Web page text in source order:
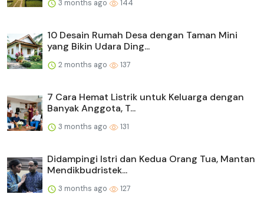
3 months ago 144
10 Desain Rumah Desa dengan Taman Mini
yang Bikin Udara Ding...
2 months ago 137
7 Cara Hemat Listrik untuk Keluarga dengan
Banyak Anggota, T...
3 months ago 131
Didampingi Istri dan Kedua Orang Tua, Mantan
Mendikbudristek...
3 months ago 127